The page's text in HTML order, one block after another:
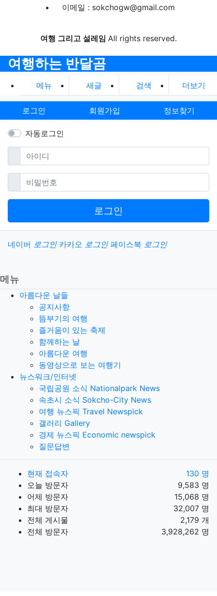
이메일 : sokchogw@gmail.com
여행 그리고 설레임 All rights reserved.
여행하는 반달곰
메뉴 새글 검색 더보기
로그인 회원가입 정보찾기
자동로그인
아이디필수
비밀번호필수
로그인
소셜계정으로 로그인
네이버 로그인 카카오 로그인 페이스북 로그인
메뉴
아름다운 날들
공지사항
뜸부기의 여행
즐거움이 있는 축제
함께하는 날
아름다운 여행
동영상으로 보는 여행기
뉴스워크/인터넷
국립공원 소식 Nationalpark News
속초시 소식 Sokcho-City News
여행 뉴스픽 Travel Newspick
갤러리 Gallery
경제 뉴스픽 Economic newspick
질문답변
현재 접속자
130 명
오늘 방문자
9,583 명
어제 방문자
15,068 명
최대 방문자
32,007 명
전체 게시물
2,179 개
전체 방문자
3,928,262 명